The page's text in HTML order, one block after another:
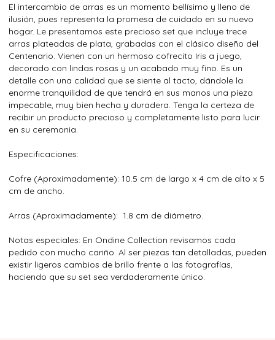
El intercambio de arras es un momento bellísimo y lleno de
ilusión, pues representa la promesa de cuidado en su nuevo
hogar. Le presentamos este precioso set que incluye trece
arras plateadas de plata, grabadas con el clásico diseño del
Centenario. Vienen con un hermoso cofrecito Iris a juego,
decorado con lindas rosas y un acabado muy fino. Es un
detalle con una calidad que se siente al tacto, dándole la
enorme tranquilidad de que tendrá en sus manos una pieza
impecable, muy bien hecha y duradera. Tenga la certeza de
recibir un producto precioso y completamente listo para lucir
en su ceremonia.
Especificaciones:
Cofre (Aproximadamente): 10.5 cm de largo x 4 cm de alto x 5
cm de ancho.
Arras (Aproximadamente): 1.8 cm de diámetro.
Notas especiales: En Ondine Collection revisamos cada
pedido con mucho cariño. Al ser piezas tan detalladas, pueden
existir ligeros cambios de brillo frente a las fotografías,
haciendo que su set sea verdaderamente único.